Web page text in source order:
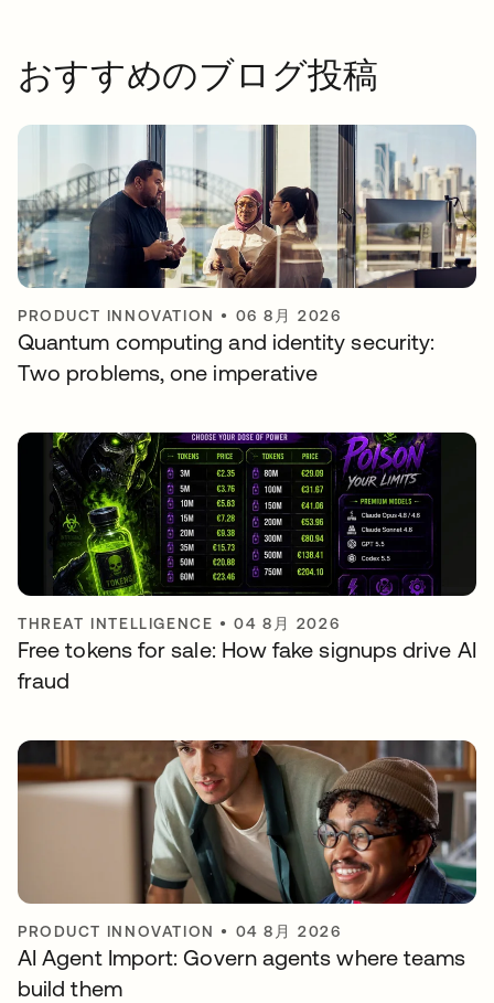
おすすめのブログ投稿
PRODUCT INNOVATION • 06 8月 2026
Quantum computing and identity security:
Two problems, one imperative
THREAT INTELLIGENCE •04 8月 2026
Free tokens for sale: How fake signups drive AI
fraud
PRODUCT INNOVATION • 04 8月 2026
AI Agent Import: Govern agents where teams
build them